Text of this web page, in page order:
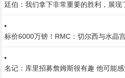
廷伯：我们拿下非常重要的胜利，展现
标价6000万镑！RMC：切尔西与水晶
名记：库里招募詹姆斯很有趣 他可能